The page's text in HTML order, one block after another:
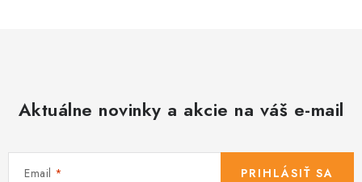
Aktuálne novinky a akcie na váš e-mail
Email PRIHLÁSIŤ SA